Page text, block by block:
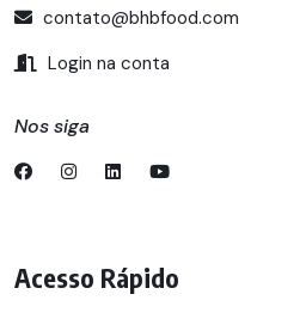
contato@bhbfood.com
Login na conta
Nos siga
Acesso Rápido